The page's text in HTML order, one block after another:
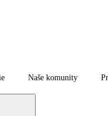
Naše komunity